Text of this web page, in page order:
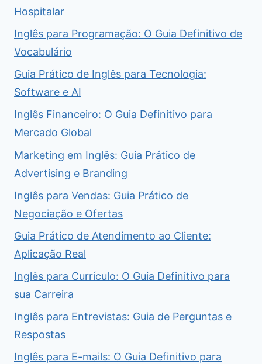
Hospitalar
Inglês para Programação: O Guia Definitivo de
Vocabulário
Guia Prático de Inglês para Tecnologia:
Software e AI
Inglês Financeiro: O Guia Definitivo para
Mercado Global
Marketing em Inglês: Guia Prático de
Advertising e Branding
Inglês para Vendas: Guia Prático de
Negociação e Ofertas
Guia Prático de Atendimento ao Cliente:
Aplicação Real
Inglês para Currículo: O Guia Definitivo para
sua Carreira
Inglês para Entrevistas: Guia de Perguntas e
Respostas
Inglês para E-mails: O Guia Definitivo para